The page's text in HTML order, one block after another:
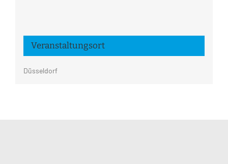
Veranstaltungsort
Düsseldorf